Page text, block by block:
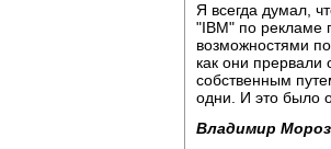
Я всегда думал,
"IBM" по рекламе
возможностями
как они
собственным
одни. И это было
Владимир